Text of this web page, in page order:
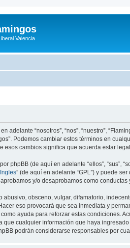
Valencia
adelante “nosotros”, “nos”, “nuestro”,
Podemos cambiar estos términos en
esos cambios significa que acuerda estar
phpBB (de aquí en adelante “ellos”, “sus”,
” (de aquí en adelante “GPL”) y puede
y/o desaprobamos como
obsceno, vulgar, difamatorio,
eso provocará que sea inmediata y
ayuda para reforzar estas condiciones.
que cualquier información que haya
podrán considerarse responsables por